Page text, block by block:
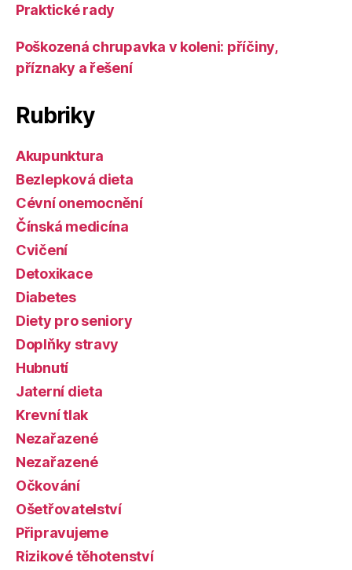
Praktické rady
Poškozená chrupavka v koleni: příčiny,
příznaky a řešení
Rubriky
Akupunktura
Bezlepková dieta
Cévní onemocnění
Čínská medicína
Cvičení
Detoxikace
Diabetes
Diety pro seniory
Doplňky stravy
Hubnutí
Jaterní dieta
Krevní tlak
Nezařazené
Nezařazené
Očkování
Ošetřovatelství
Připravujeme
Rizikové těhotenství